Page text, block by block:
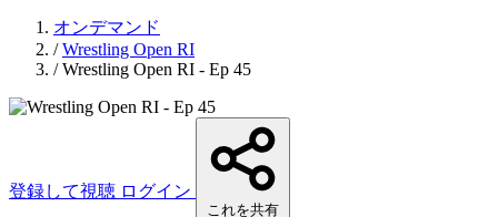
オンデマンド
/ Wrestling Open RI
/ Wrestling Open RI - Ep 45
登録して視聴 ログイン
これを共有